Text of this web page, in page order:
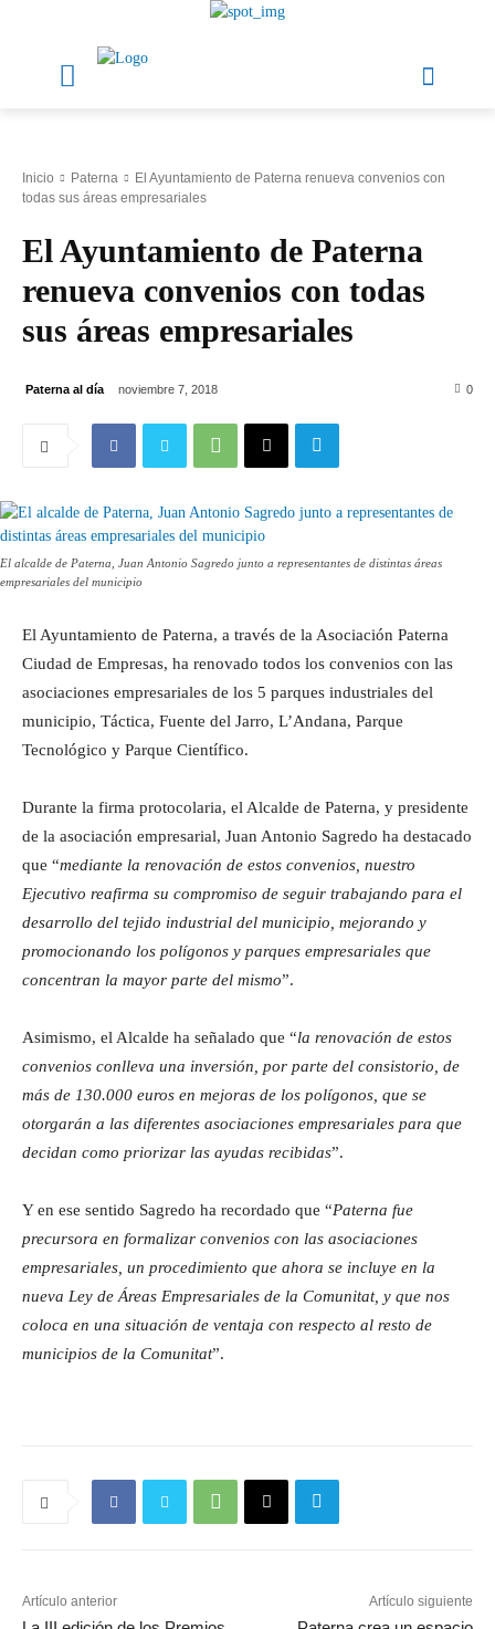
Inicio Paterna
El Ayuntamiento de Paterna renueva convenios con
todas sus áreas empresariales
El Ayuntamiento de Paterna
renueva convenios con todas
sus áreas empresariales
Paterna al día noviembre 7, 2018 0
El alcalde de Paterna, Juan Antonio Sagredo junto a representantes de distintas áreas
empresariales del municipio
El Ayuntamiento de Paterna, a través de la Asociación Paterna
Ciudad de Empresas, ha renovado todos los convenios con las
asociaciones empresariales de los 5 parques industriales del
municipio, Táctica, Fuente del Jarro, L’Andana, Parque
Tecnológico y Parque Científico.
Durante la firma protocolaria, el Alcalde de Paterna, y presidente
de la asociación empresarial, Juan Antonio Sagredo ha destacado
que “mediante la renovación de estos convenios, nuestro
Ejecutivo reafirma su compromiso de seguir trabajando para el
desarrollo del tejido industrial del municipio, mejorando y
promocionando los polígonos y parques empresariales que
concentran la mayor parte del mismo”.
Asimismo, el Alcalde ha señalado que “la renovación de estos
convenios conlleva una inversión, por parte del consistorio, de
más de 130.000 euros en mejoras de los polígonos, que se
otorgarán a las diferentes asociaciones empresariales para que
decidan como priorizar las ayudas recibidas”.
Y en ese sentido Sagredo ha recordado que “Paterna fue
precursora en formalizar convenios con las asociaciones
empresariales, un procedimiento que ahora se incluye en la
nueva Ley de Áreas Empresariales de la Comunitat, y que nos
coloca en una situación de ventaja con respecto al resto de
municipios de la Comunitat”.
Artículo anterior Artículo siguiente